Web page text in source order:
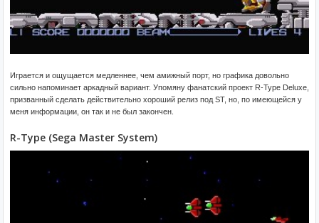
Играется и ощущается медленнее, чем амижный порт, но графика довольно
сильно напоминает аркадный вариант. Упомяну фанатский проект R-Type Deluxe,
призванный сделать действительно хороший релиз под ST, но, по имеющейся у
меня информации, он так и не был закончен.
R-Type (Sega Master System)